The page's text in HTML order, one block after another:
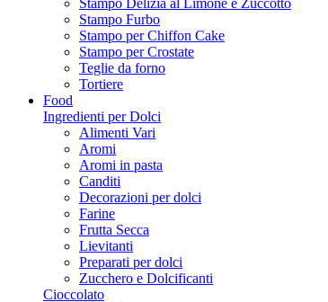
Stampo Delizia al Limone e Zuccotto
Stampo Furbo
Stampo per Chiffon Cake
Stampo per Crostate
Teglie da forno
Tortiere
Food
Ingredienti per Dolci
Alimenti Vari
Aromi
Aromi in pasta
Canditi
Decorazioni per dolci
Farine
Frutta Secca
Lievitanti
Preparati per dolci
Zucchero e Dolcificanti
Cioccolato